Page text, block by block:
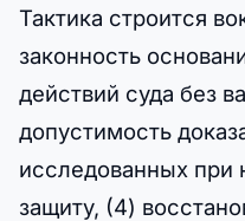
Тактика строится
законность
действий суда без
допустимость
исследованных при
защиту, (4)